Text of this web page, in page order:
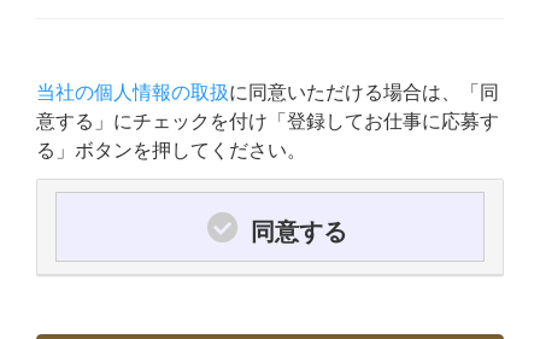
当社の個人情報の取扱に同意いただける場合は、「同
意する」にチェックを付け「登録してお仕事に応募す
る」ボタンを押してください。
同意する